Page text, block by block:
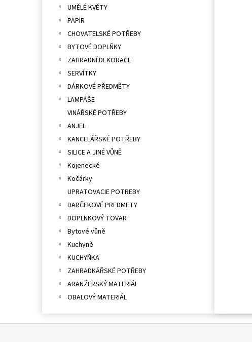
UMĚLÉ KVĚTY
PAPÍR
CHOVATELSKÉ POTŘEBY
BYTOVÉ DOPLŇKY
ZAHRADNÍ DEKORACE
SERVÍTKY
DÁRKOVÉ PŘEDMĚTY
LAMPÁŠE
VINÁŘSKÉ POTŘEBY
ANJEL
KANCELÁŘSKÉ POTŘEBY
SILICE A JINÉ VŮNĚ
Kojenecké
Kočárky
UPRATOVACIE POTREBY
DARČEKOVÉ PREDMETY
DOPLNKOVÝ TOVAR
Bytové vůně
Kuchyně
KUCHYŇKA
ZAHRADKÁŘSKÉ POTŘEBY
ARANŽERSKÝ MATERIÁL
OBALOVÝ MATERIÁL